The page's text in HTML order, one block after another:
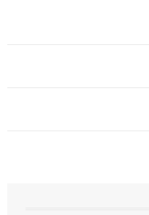
الفنون الهندسية التي ارتبطت
الشام ومصر خاصة، حيث يحرص
في الواجهات